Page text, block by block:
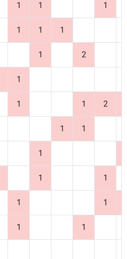
1 1 1
1 1 1
1 2
1
1 1 2
1 1
1
1 1
1 1
1 1